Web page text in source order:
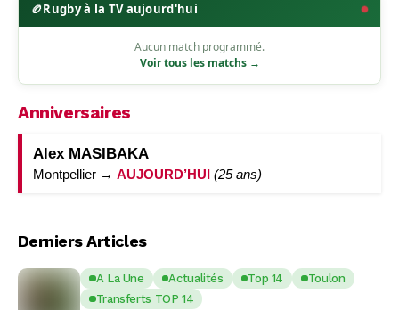
🏉Rugby à la TV aujourd'hui
Aucun match programmé.
Voir tous les matchs →
Anniversaires
Alex MASIBAKA
Montpellier → AUJOURD’HUI (25 ans)
Derniers Articles
A La Une Actualités Top 14
Toulon
Transferts TOP 14